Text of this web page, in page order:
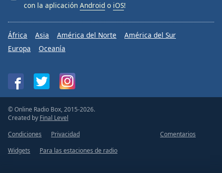
con la aplicación Android o iOS!
África Asia América del Norte
América del Sur
Europa
Oceanía
© Online Radio Box, 2015-2026.
Created by Final Level
Condiciones
Privacidad
Comentarios
Widgets
Para las estaciones de radio